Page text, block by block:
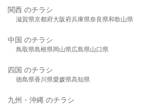
関西 のチラシ
滋賀県京都府大阪府兵庫県奈良県和歌山県
中国 のチラシ
鳥取県島根県岡山県広島県山口県
四国 のチラシ
徳島県香川県愛媛県高知県
九州・沖縄 のチラシ